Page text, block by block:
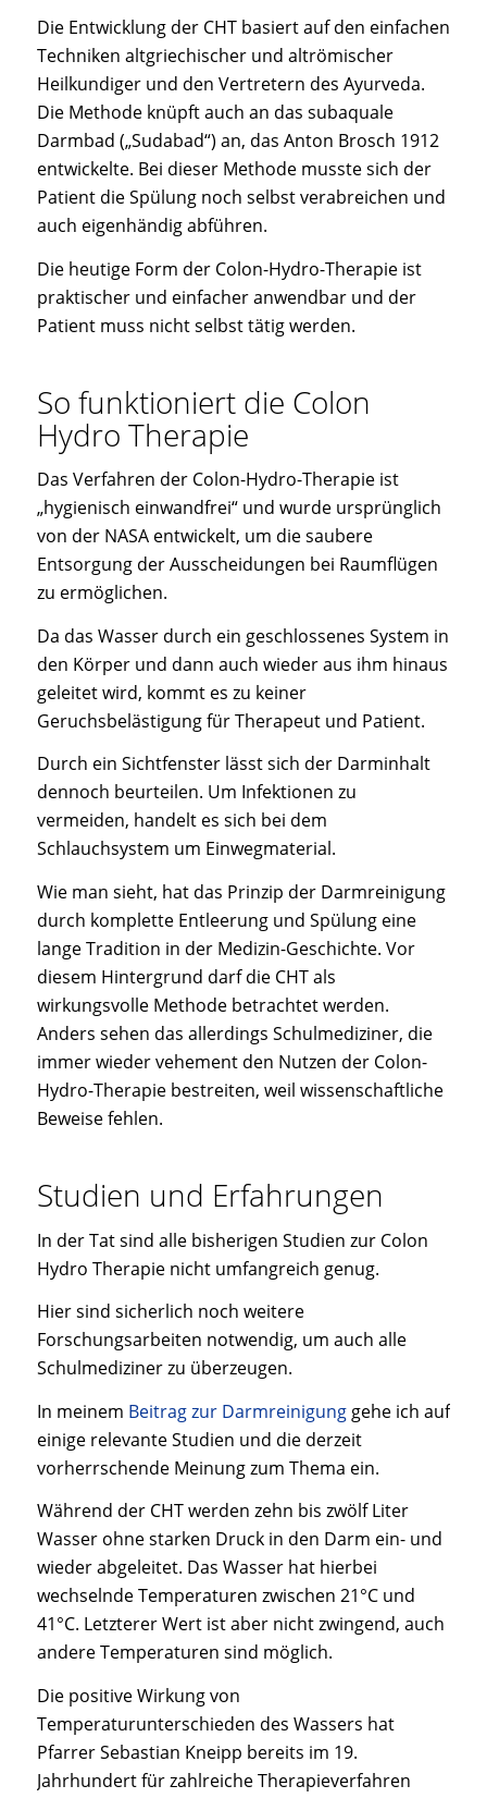
Die Entwicklung der CHT basiert auf den einfachen
Techniken altgriechischer und altrömischer
Heilkundiger und den Vertretern des Ayurveda.
Die Methode knüpft auch an das subaquale
Darmbad („Sudabad“) an, das Anton Brosch 1912
entwickelte. Bei dieser Methode musste sich der
Patient die Spülung noch selbst verabreichen und
auch eigenhändig abführen.
Die heutige Form der Colon-Hydro-Therapie ist
praktischer und einfacher anwendbar und der
Patient muss nicht selbst tätig werden.
So funktioniert die Colon
Hydro Therapie
Das Verfahren der Colon-Hydro-Therapie ist
„hygienisch einwandfrei“ und wurde ursprünglich
von der NASA entwickelt, um die saubere
Entsorgung der Ausscheidungen bei Raumflügen
zu ermöglichen.
Da das Wasser durch ein geschlossenes System in
den Körper und dann auch wieder aus ihm hinaus
geleitet wird, kommt es zu keiner
Geruchsbelästigung für Therapeut und Patient.
Durch ein Sichtfenster lässt sich der Darminhalt
dennoch beurteilen. Um Infektionen zu
vermeiden, handelt es sich bei dem
Schlauchsystem um Einwegmaterial.
Wie man sieht, hat das Prinzip der Darmreinigung
durch komplette Entleerung und Spülung eine
lange Tradition in der Medizin-Geschichte. Vor
diesem Hintergrund darf die CHT als
wirkungsvolle Methode betrachtet werden.
Anders sehen das allerdings Schulmediziner, die
immer wieder vehement den Nutzen der Colon-
Hydro-Therapie bestreiten, weil wissenschaftliche
Beweise fehlen.
Studien und Erfahrungen
In der Tat sind alle bisherigen Studien zur Colon
Hydro Therapie nicht umfangreich genug.
Hier sind sicherlich noch weitere
Forschungsarbeiten notwendig, um auch alle
Schulmediziner zu überzeugen.
In meinem Beitrag zur Darmreinigunggehe ich auf
einige relevante Studien und die derzeit
vorherrschende Meinung zum Thema ein.
Während der CHT werden zehn bis zwölf Liter
Wasser ohne starken Druck in den Darm ein- und
wieder abgeleitet. Das Wasser hat hierbei
wechselnde Temperaturen zwischen 21°C und
41°C. Letzterer Wert ist aber nicht zwingend, auch
andere Temperaturen sind möglich.
Die positive Wirkung von
Temperaturunterschieden des Wassers hat
Pfarrer Sebastian Kneipp bereits im 19.
Jahrhundert für zahlreiche Therapieverfahren